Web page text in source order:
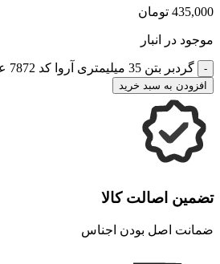
435,000 تومان
موجود در انبار
گردبر بتن 35 میلیمتری آروا کد 7872 عدد
افزودن به سبد خرید
تضمین اصالت کالا
ضمانت اصل بودن اجناس